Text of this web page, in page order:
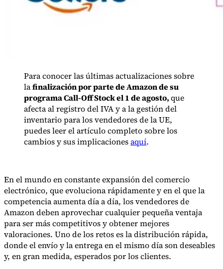
Impuestos indirectos 101
Para conocer las últimas actualizaciones sobre
lafinalización por parte de Amazon de su
programa Call-Off Stock el 1 de agosto,que
afecta al registro del IVA y a la gestión del
inventario para los vendedores de la UE,
puedes leer el artículo completo sobre los
cambios y sus implicacionesaquí.
En el mundo en constante expansión del comercio
electrónico, que evoluciona rápidamente y en el que la
competencia aumenta día a día, los vendedores de
Amazon deben aprovechar cualquier pequeña ventaja
para ser más competitivos y obtener mejores
valoraciones. Uno de los retos es la distribución rápida,
donde el envío y la entrega en el mismo día son deseables
y, en gran medida, esperados por los clientes.